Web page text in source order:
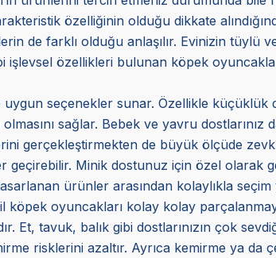
özelliğinin olduğu dikkate
de farklı olduğu anlaşılır. Evinizin
işlevsel özellikleri bulunan köpek
seçenekler sunar. Özellikle
sağlar. Bebek ve yavru dostlarınız
gerçekleştirmekten de büyük ölçüde
Minik dostunuz için özel olarak
ürünler arasından kolaylıkla seçim
oyuncakları kolay kolay
Et, tavuk, balık gibi dostlarınızın çok
risklerini azaltır. Ayrıca kemirme ya